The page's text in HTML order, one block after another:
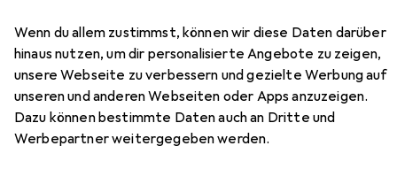
Wenn du allem zustimmst, können wir diese Daten darüber
hinaus nutzen, um dir personalisierte Angebote zu zeigen,
unsere Webseite zu verbessern und gezielte Werbung auf
unseren und anderen Webseiten oder Apps anzuzeigen.
Dazu können bestimmte Daten auch an Dritte und
Werbepartner weitergegeben werden.
Zubehör für Gedore Red red
R07100200
Ringratschenmaulschlüssel SW20
mm 285 mm